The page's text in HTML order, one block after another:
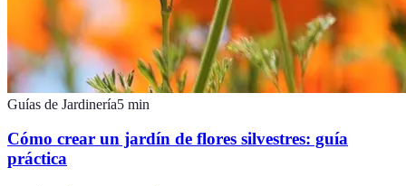
Guías de Jardinería5 min
Cómo crear un jardín de flores silvestres: guía
práctica